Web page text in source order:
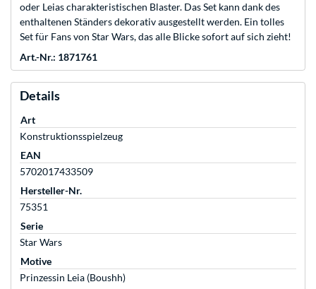
oder Leias charakteristischen Blaster. Das Set kann dank des
enthaltenen Ständers dekorativ ausgestellt werden. Ein tolles
Set für Fans von Star Wars, das alle Blicke sofort auf sich zieht!
Art.-Nr.: 1871761
Details
Art
Konstruktionsspielzeug
EAN
5702017433509
Hersteller-Nr.
75351
Serie
Star Wars
Motive
Prinzessin Leia (Boushh)